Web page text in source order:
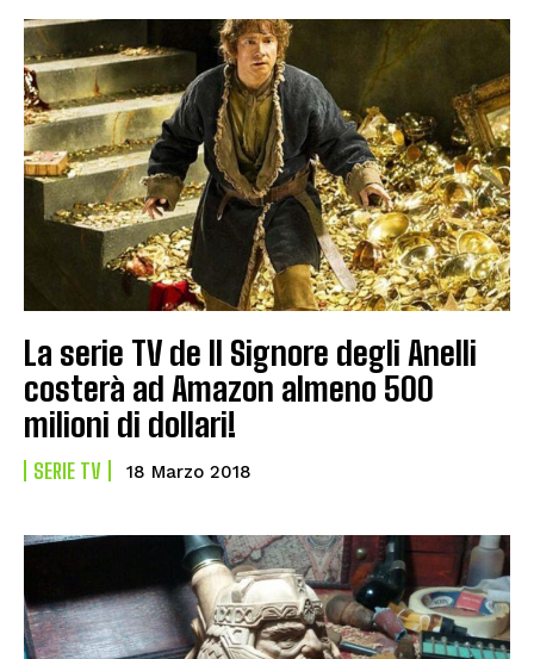
La serie TV de Il Signore degli Anelli
costerà ad Amazon almeno 500
milioni di dollari!
SERIE TV 18 Marzo 2018